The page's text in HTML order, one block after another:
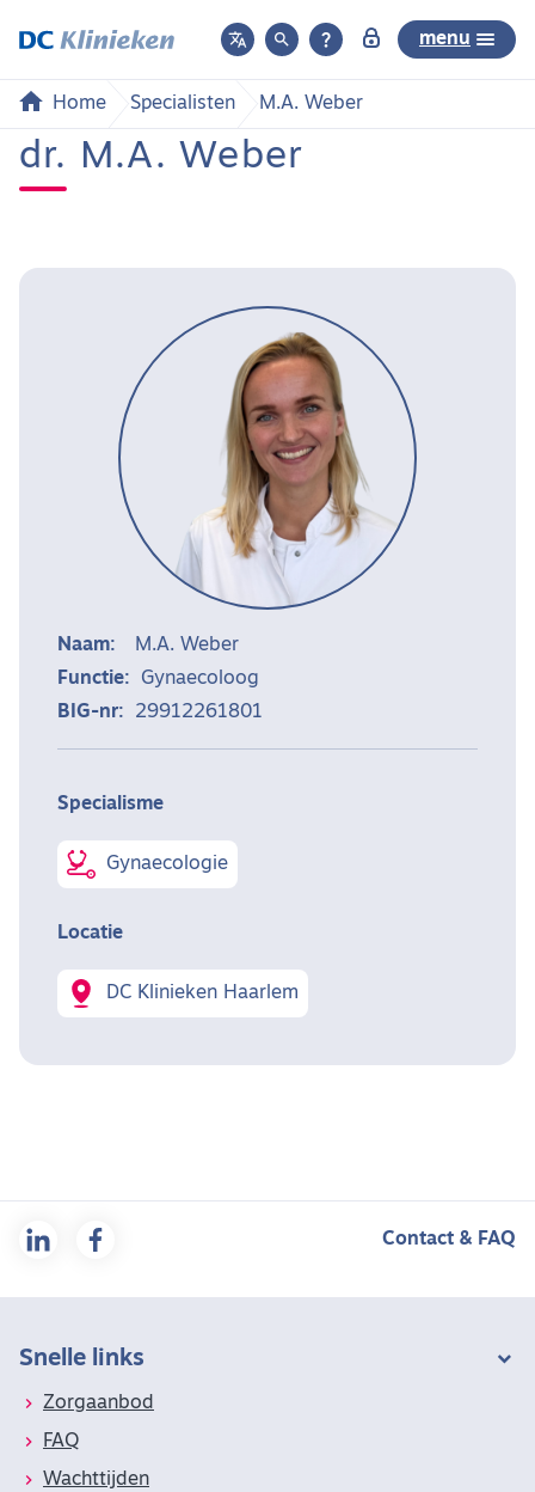
   menu
Home Specialisten M.A. Weber
dr. M.A. Weber
Naam:
M.A. Weber
Functie:
Gynaecoloog
BIG-nr:
29912261801
Specialisme
Gynaecologie
Locatie
DC Klinieken Haarlem
Contact & FAQ
Snelle links
Zorgaanbod
FAQ
Wachttijden